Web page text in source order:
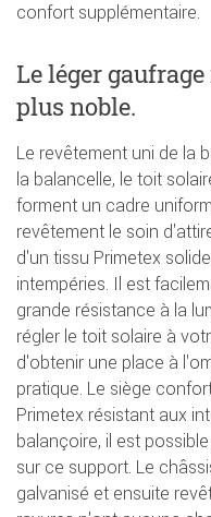
confort supplémentaire.
Le léger
plus noble.
Le revêtement uni de la
la balancelle, le toit
forment un cadre
revêtement le soin
d'un tissu Primetex
intempéries. Il est
grande résistance à la
régler le toit solaire à
d'obtenir une place à
pratique. Le siège
Primetex résistant aux
balançoire, il est
sur ce support. Le
galvanisé et ensuite